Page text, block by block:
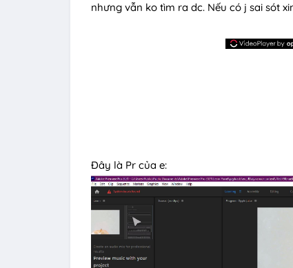
nhưng vẫn ko tìm ra dc. Nếu có j sai sót
Đây là Pr của e: